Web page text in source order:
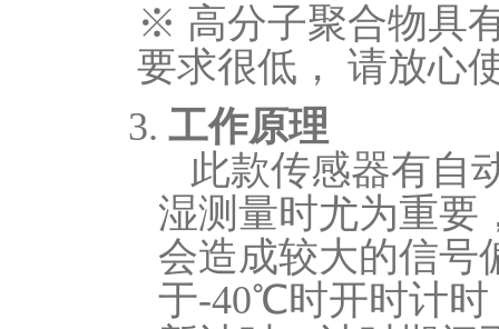
※ 高分子聚合物具
要求很低， 请放心
3. 工作原理
此款传感器有自
湿测量时尤为重要
会造成较大的信号
于-40℃时开时计